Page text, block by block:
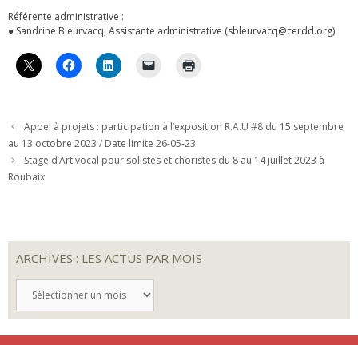
Référente administrative :
● Sandrine Bleurvacq, Assistante administrative (sbleurvacq@cerdd.org)
Appel à projets : participation à l’exposition R.A.U #8 du 15 septembre
au 13 octobre 2023 / Date limite 26-05-23
Stage d’Art vocal pour solistes et choristes du 8 au 14 juillet 2023 à
Roubaix
ARCHIVES : LES ACTUS PAR MOIS
LES